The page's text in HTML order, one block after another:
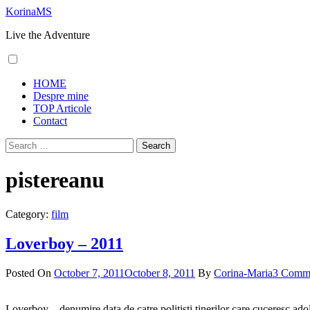
Skip
content
KorinaMS
Live the Adventure
Menu
HOME
Despre mine
TOP Articole
Contact
Search
for:
pistereanu
Category: film
Loverboy – 2011
Posted On October 7, 2011October 8, 2011 By Corina-Maria3